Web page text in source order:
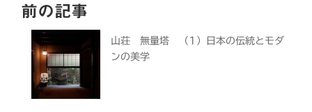
前の記事
山荘 無量塔 （1）日本の伝統とモダ
ンの美学